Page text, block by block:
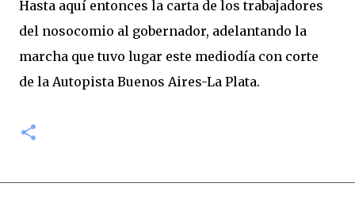
Hasta aquí entonces la carta de los trabajadores
del nosocomio al gobernador, adelantando la
marcha que tuvo lugar este mediodía con corte
de la Autopista Buenos Aires-La Plata.